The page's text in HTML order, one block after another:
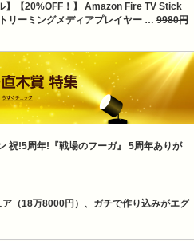
】【20%OFF！】 Amazon Fire TV Stick
リーミングメディアプレイヤー … 9980円
祝!5周年!『戦場のフーガ』 5周年ありが
ア（18万8000円）、ガチで作り込みがエグ